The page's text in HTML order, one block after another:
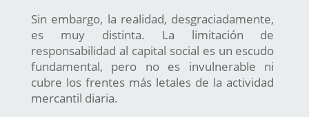
Sin embargo, la realidad, desgraciadamente,
es muy distinta. La limitación de
responsabilidad al capital social es un escudo
fundamental, pero no es invulnerable ni
cubre los frentes más letales de la actividad
mercantil diaria.